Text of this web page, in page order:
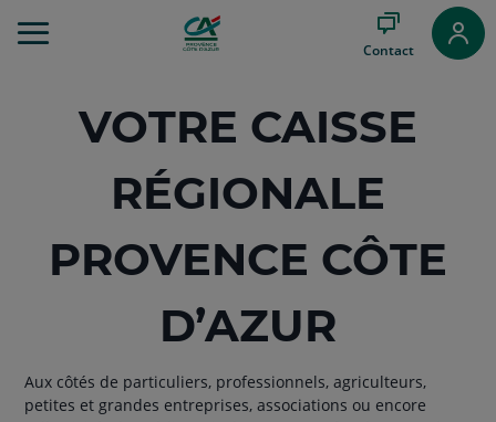
au
Contact
VOTRE CAISSE
RÉGIONALE
PROVENCE CÔTE
D’AZUR
Aux côtés de particuliers, professionnels, agriculteurs,
petites et grandes entreprises, associations ou encore